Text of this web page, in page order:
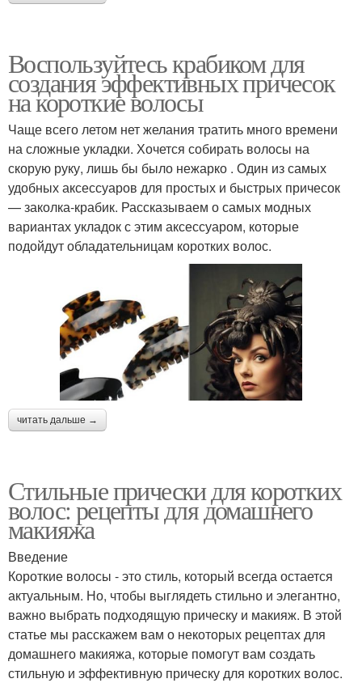
Воспользуйтесь крабиком для
создания эффективных причесок
на короткие волосы
Чаще всего летом нет желания тратить много времени
на сложные укладки. Хочется собирать волосы на
скорую руку, лишь бы было нежарко . Один из самых
удобных аксессуаров для простых и быстрых причесок
— заколка-крабик. Рассказываем о самых модных
вариантах укладок с этим аксессуаром, которые
подойдут обладательницам коротких волос.
читать дальше →
Стильные прически для коротких
волос: рецепты для домашнего
макияжа
Введение
Короткие волосы - это стиль, который всегда остается
актуальным. Но, чтобы выглядеть стильно и элегантно,
важно выбрать подходящую прическу и макияж. В этой
статье мы расскажем вам о некоторых рецептах для
домашнего макияжа, которые помогут вам создать
стильную и эффективную прическу для коротких волос.